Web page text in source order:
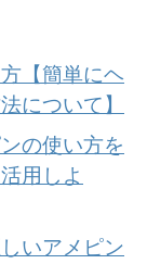
【簡単にヘ
について】
の使い方を
用しよ
いアメピン